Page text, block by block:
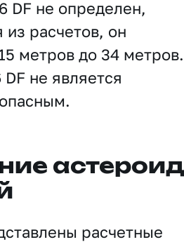
DF не определен,
из расчетов, он
метров до 34 метров.
не является
расчетные